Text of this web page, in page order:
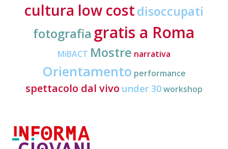
cultura low costdisoccupati
fotografia gratis a Roma
MiBACT Mostre narrativa
Orientamento performance
spettacolo dal vivo under 30workshop